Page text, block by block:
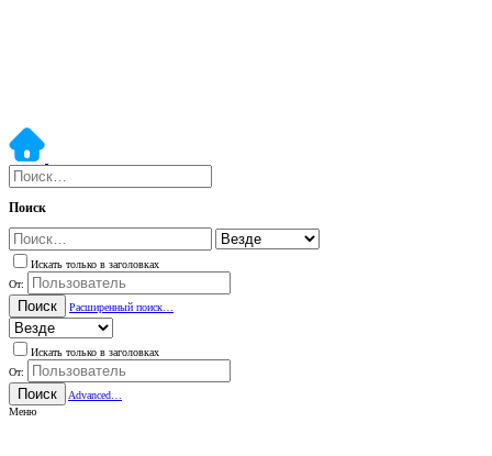
Поиск
Искать только в заголовках
От:
Поиск Расширенный поиск…
Искать только в заголовках
От:
Поиск
Advanced…
Меню